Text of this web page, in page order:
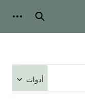
بحث
أدوات